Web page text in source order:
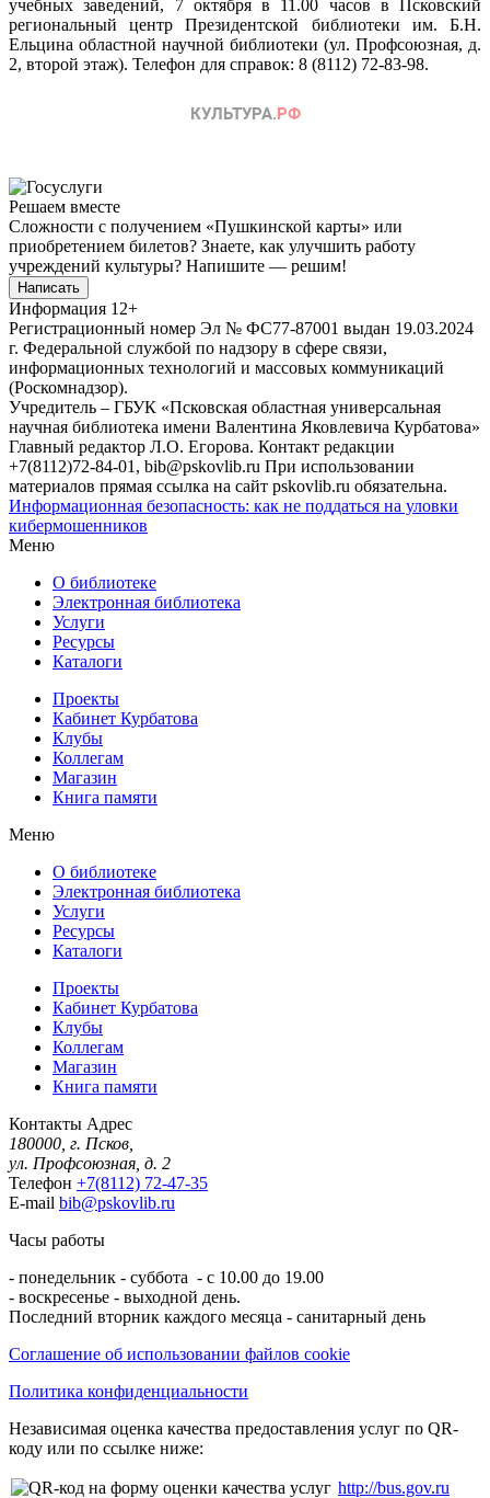
учебных заведений, 7 октября в 11.00 часов в Псковский
региональный центр Президентской библиотеки им. Б.Н.
Ельцина областной научной библиотеки (ул. Профсоюзная, д.
2, второй этаж). Телефон для справок: 8 (8112) 72-83-98.
Решаем вместе
Сложности с получением «Пушкинской карты» или
приобретением билетов? Знаете, как улучшить работу
учреждений культуры? Напишите — решим!
Написать
Информация 12+
Регистрационный номер Эл № ФС77-87001 выдан 19.03.2024
г. Федеральной службой по надзору в сфере связи,
информационных технологий и массовых коммуникаций
(Роскомнадзор).
Учредитель – ГБУК «Псковская областная универсальная
научная библиотека имени Валентина Яковлевича Курбатова»
Главный редактор Л.О. Егорова. Контакт редакции
+7(8112)72-84-01, bib@pskovlib.ru При использовании
материалов прямая ссылка на сайт pskovlib.ru обязательна.
Информационная безопасность: как не поддаться на уловки
кибермошенников
Меню
О библиотеке
Электронная библиотека
Услуги
Ресурсы
Каталоги
Проекты
Кабинет Курбатова
Клубы
Коллегам
Магазин
Книга памяти
Меню
О библиотеке
Электронная библиотека
Услуги
Ресурсы
Каталоги
Проекты
Кабинет Курбатова
Клубы
Коллегам
Магазин
Книга памяти
Контакты Адрес
180000, г. Псков,
ул. Профсоюзная, д. 2
Телефон +7(8112) 72-47-35
E-mail bib@pskovlib.ru
Часы работы
- понедельник - суббота - с 10.00 до 19.00
- воскресенье - выходной день.
Последний вторник каждого месяца - санитарный день
Соглашение об использовании файлов cookie
Политика конфиденциальности
Независимая оценка качества предоставления услуг по QR-
коду или по ссылке ниже:
http://bus.gov.ru